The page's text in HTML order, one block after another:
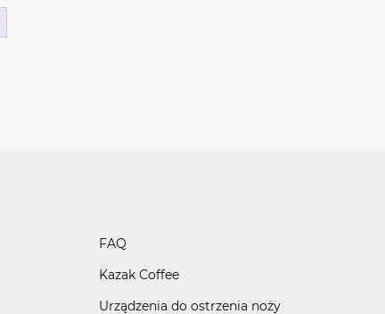
FAQ
Kazak Coffee
Urządzenia do ostrzenia noży